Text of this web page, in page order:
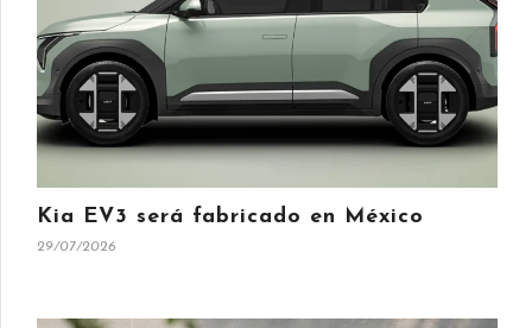
Kia EV3 será fabricado en México
29/07/2026